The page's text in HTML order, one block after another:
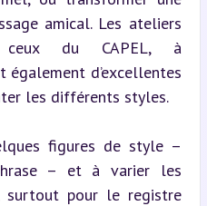
amical. Les ateliers
ceux du CAPEL, à
d’excellentes
les différents styles.
figures de style –
– et à varier les
surtout pour le registre